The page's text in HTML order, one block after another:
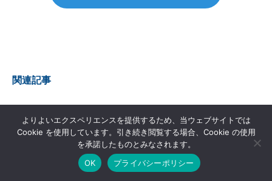
関連記事
エアロネクストとチェンジホ
エアロネクストとジェイフロ
よりよいエクスペリエンスを提供するため、当ウェブサイトでは
Cookie を使用しています。引き続き閲覧する場合、Cookie の使用
を承諾したものとみなされます。
OK
プライバシーポリシー